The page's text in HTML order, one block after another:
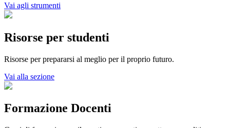
Vai agli strumenti
Risorse per studenti
Risorse per prepararsi al meglio per il proprio futuro.
Vai alla sezione
Formazione Docenti